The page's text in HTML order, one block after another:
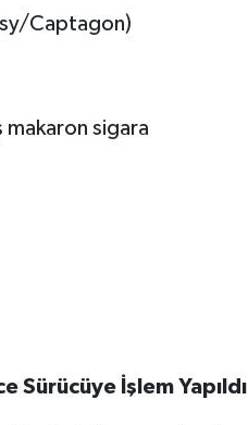
Captagon)
sigara
Sürücüye İşlem Yapıldı